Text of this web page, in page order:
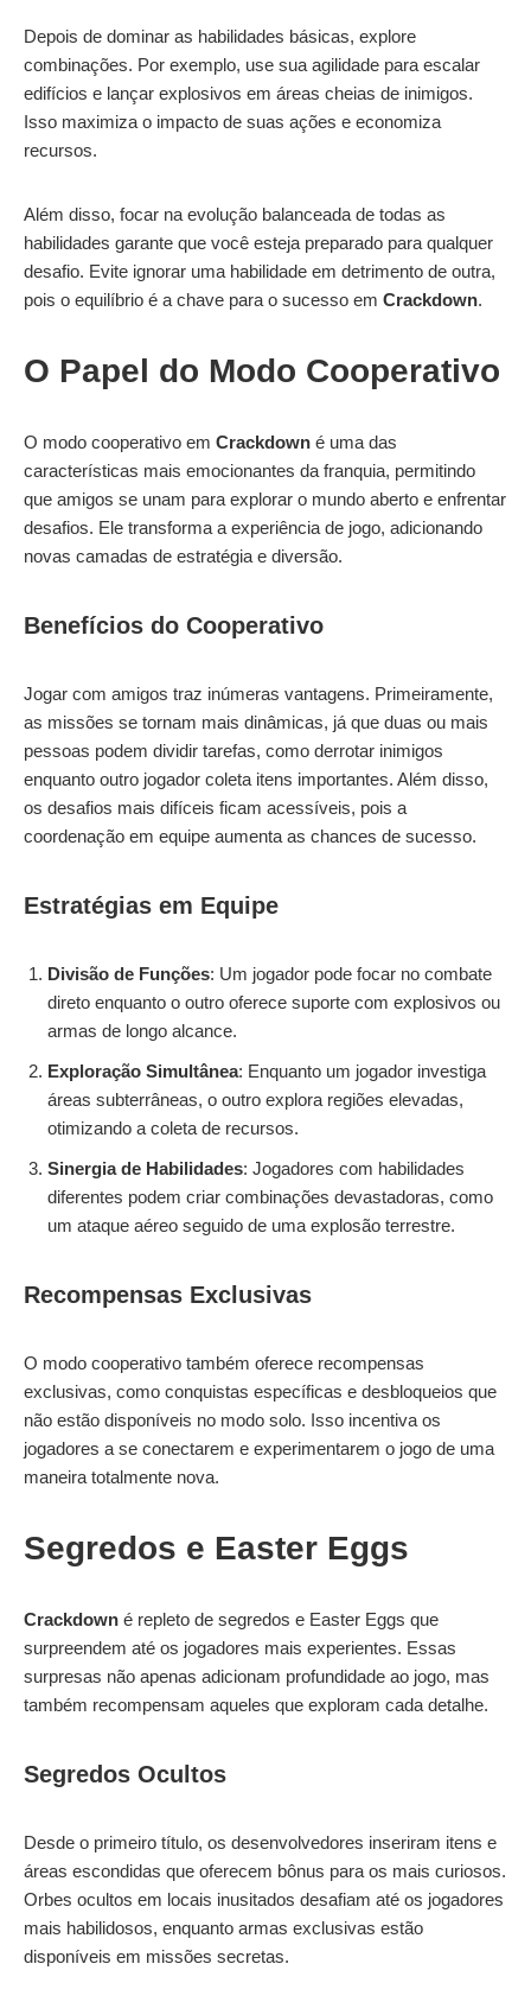
Depois de dominar as habilidades básicas, explore
combinações. Por exemplo, use sua agilidade para escalar
edifícios e lançar explosivos em áreas cheias de inimigos.
Isso maximiza o impacto de suas ações e economiza
recursos.
Além disso, focar na evolução balanceada de todas as
habilidades garante que você esteja preparado para qualquer
desafio. Evite ignorar uma habilidade em detrimento de outra,
pois o equilíbrio é a chave para o sucesso em Crackdown.
O Papel do Modo Cooperativo
O modo cooperativo em Crackdown é uma das
características mais emocionantes da franquia, permitindo
que amigos se unam para explorar o mundo aberto e enfrentar
desafios. Ele transforma a experiência de jogo, adicionando
novas camadas de estratégia e diversão.
Benefícios do Cooperativo
Jogar com amigos traz inúmeras vantagens. Primeiramente,
as missões se tornam mais dinâmicas, já que duas ou mais
pessoas podem dividir tarefas, como derrotar inimigos
enquanto outro jogador coleta itens importantes. Além disso,
os desafios mais difíceis ficam acessíveis, pois a
coordenação em equipe aumenta as chances de sucesso.
Estratégias em Equipe
Divisão de Funções: Um jogador pode focar no combate
direto enquanto o outro oferece suporte com explosivos ou
armas de longo alcance.
Exploração Simultânea: Enquanto um jogador investiga
áreas subterrâneas, o outro explora regiões elevadas,
otimizando a coleta de recursos.
Sinergia de Habilidades: Jogadores com habilidades
diferentes podem criar combinações devastadoras, como
um ataque aéreo seguido de uma explosão terrestre.
Recompensas Exclusivas
O modo cooperativo também oferece recompensas
exclusivas, como conquistas específicas e desbloqueios que
não estão disponíveis no modo solo. Isso incentiva os
jogadores a se conectarem e experimentarem o jogo de uma
maneira totalmente nova.
Segredos e Easter Eggs
Crackdown é repleto de segredos e Easter Eggs que
surpreendem até os jogadores mais experientes. Essas
surpresas não apenas adicionam profundidade ao jogo, mas
também recompensam aqueles que exploram cada detalhe.
Segredos Ocultos
Desde o primeiro título, os desenvolvedores inseriram itens e
áreas escondidas que oferecem bônus para os mais curiosos.
Orbes ocultos em locais inusitados desafiam até os jogadores
mais habilidosos, enquanto armas exclusivas estão
disponíveis em missões secretas.